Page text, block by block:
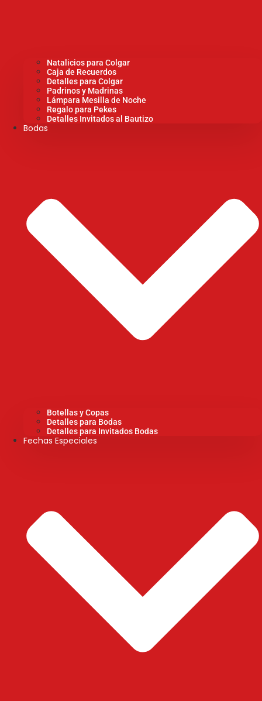
Natalicios para Colgar
Caja de Recuerdos
Detalles para Colgar
Padrinos y Madrinas
Lámpara Mesilla de Noche
Regalo para Pekes
Detalles Invitados al Bautizo
Bodas
Botellas y Copas
Detalles para Bodas
Detalles para Invitados Bodas
Fechas Especiales